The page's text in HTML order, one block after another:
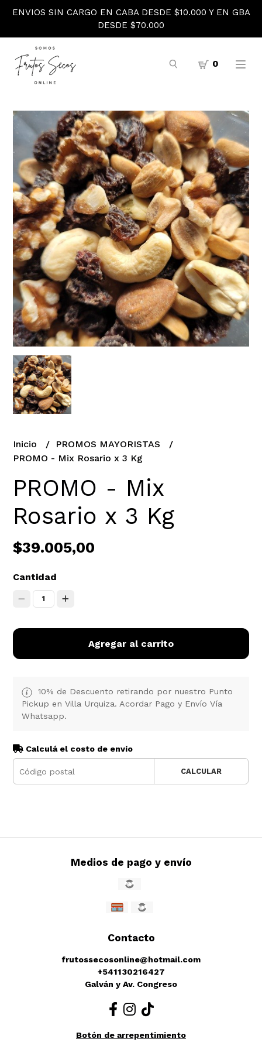
ENVIOS SIN CARGO EN CABA DESDE $10.000 Y EN GBA
DESDE $70.000
0
Inicio
PROMOS MAYORISTAS
PROMO - Mix Rosario x 3 Kg
PROMO - Mix
Rosario x 3 Kg
$39.005,00
Cantidad
1
Agregar al carrito
10% de Descuento retirando por nuestro Punto
Pickup en Villa Urquiza. Acordar Pago y Envío Vía
Whatsapp.
Calculá el costo de envío
CALCULAR
Medios de pago y envío
Contacto
frutossecosonline@hotmail.com
+541130216427
Galván y Av. Congreso
Botón de arrepentimiento